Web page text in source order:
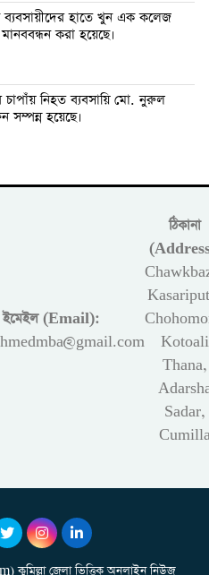
ব্যবসায়ীদের হাতে খুন এক কলেজ
মানববন্ধন করা হয়েছে।
চাপাঁয় নিহত ব্যবসায়ি মো. নুরুল
সম্পন্ন হয়েছে।
ইমেইল (Email):
ঠিকানা
Kotoali
Thana,
Sadar,
জেলা ভিত্তিক অনলাইন নিউজ